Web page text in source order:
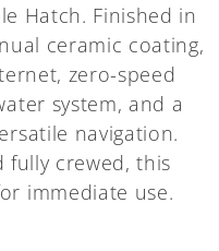
Hatch. Finished in
ceramic coating,
zero-speed
system, and a
navigation.
fully crewed, this
immediate use.